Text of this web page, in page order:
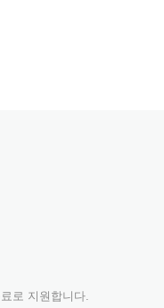
로 지원합니다.